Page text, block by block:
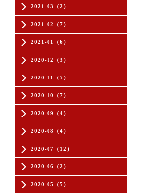
2021-03（2）
2021-02（7）
2021-01（6）
2020-12（3）
2020-11（5）
2020-10（7）
2020-09（4）
2020-08（4）
2020-07（12）
2020-06（2）
2020-05（5）